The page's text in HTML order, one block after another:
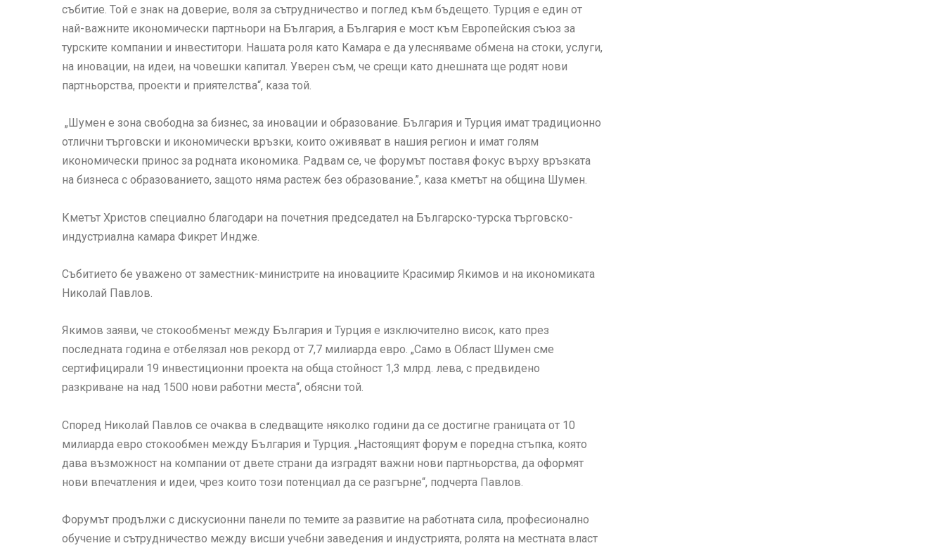
събитие. Той е знак на доверие, воля за сътрудничество и поглед към бъдещето. Турция е един от
най-важните икономически партньори на България, а България е мост към Европейския съюз за
турските компании и инвеститори. Нашата роля като Камара е да улесняваме обмена на стоки, услуги,
на иновации, на идеи, на човешки капитал. Уверен съм, че срещи като днешната ще родят нови
партньорства, проекти и приятелства“, каза той.
„Шумен е зона свободна за бизнес, за иновации и образование. България и Турция имат традиционно
отлични търговски и икономически връзки, които оживяват в нашия регион и имат голям
икономически принос за родната икономика. Радвам се, че форумът поставя фокус върху връзката
на бизнеса с образованието, защото няма растеж без образование.”, каза кметът на община Шумен.
Кметът Христов специално благодари на почетния председател на Българско-турска търговско-
индустриална камара Фикрет Индже.
Събитието бе уважено от заместник-министрите на иновациите Красимир Якимов и на икономиката
Николай Павлов.
Якимов заяви, че стокообменът между България и Турция е изключително висок, като през
последната година е отбелязал нов рекорд от 7,7 милиарда евро. „Само в Област Шумен сме
сертифицирали 19 инвестиционни проекта на обща стойност 1,3 млрд. лева, с предвидено
разкриване на над 1500 нови работни места“, обясни той.
Според Николай Павлов се очаква в следващите няколко години да се достигне границата от 10
милиарда евро стокообмен между България и Турция. „Настоящият форум е поредна стъпка, която
дава възможност на компании от двете страни да изградят важни нови партньорства, да оформят
нови впечатления и идеи, чрез които този потенциал да се разгърне“, подчерта Павлов.
Форумът продължи с дискусионни панели по темите за развитие на работната сила, професионално
обучение и сътрудничество между висши учебни заведения и индустрията, ролята на местната власт